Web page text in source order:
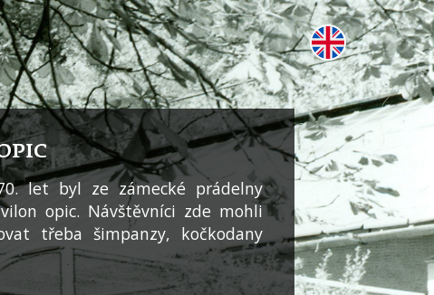
let byl ze zámecké prádelny
opic. Návštěvníci zde mohli
třeba šimpanzy, kočkodany